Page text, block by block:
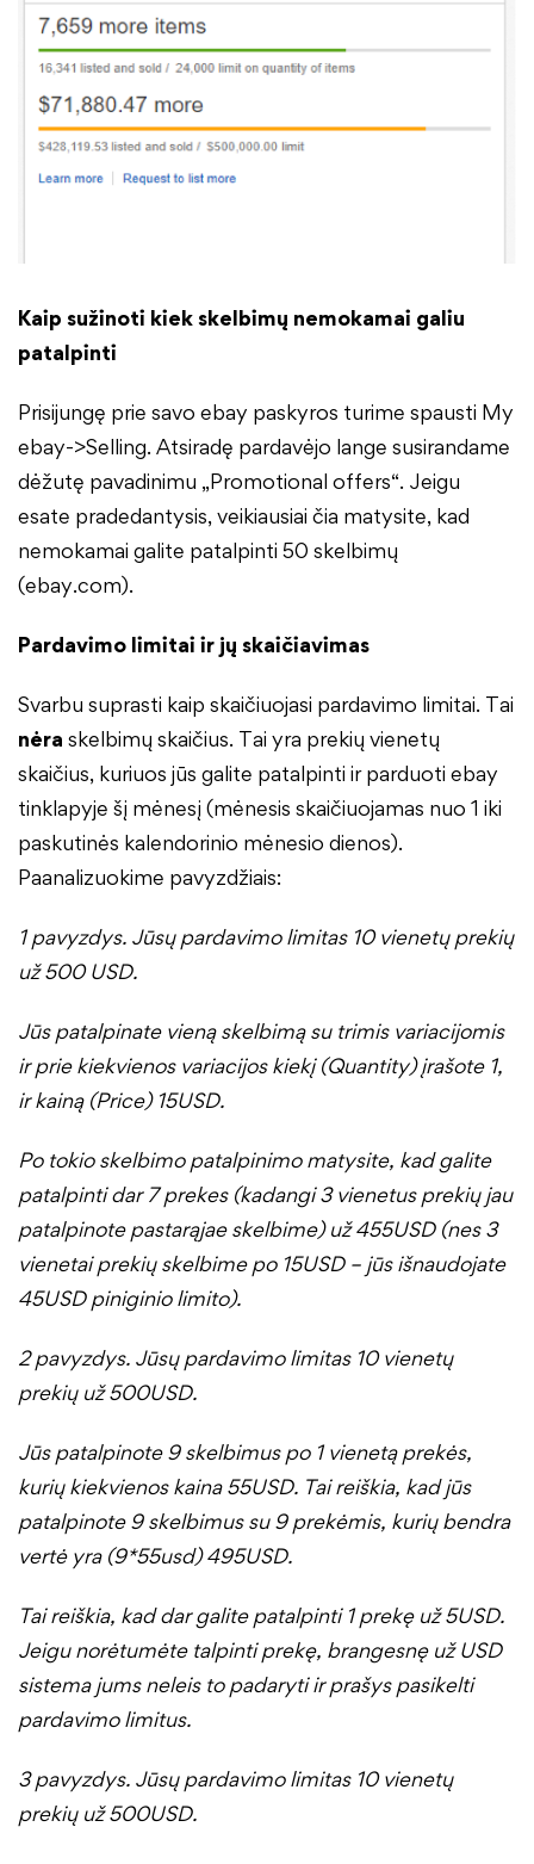
Kaip sužinoti kiek skelbimų nemokamai galiu
patalpinti
Prisijungę prie savo ebay paskyros turime spausti My
ebay->Selling. Atsiradę pardavėjo lange susirandame
dėžutę pavadinimu „Promotional offers“. Jeigu
esate pradedantysis, veikiausiai čia matysite, kad
nemokamai galite patalpinti 50 skelbimų
(ebay.com).
Pardavimo limitai ir jų skaičiavimas
Svarbu suprasti kaip skaičiuojasi pardavimo limitai. Tai
nėra skelbimų skaičius. Tai yra prekių vienetų
skaičius, kuriuos jūs galite patalpinti ir parduoti ebay
tinklapyje šį mėnesį (mėnesis skaičiuojamas nuo 1 iki
paskutinės kalendorinio mėnesio dienos).
Paanalizuokime pavyzdžiais:
1 pavyzdys. Jūsų pardavimo limitas 10 vienetų prekių
už 500 USD.
Jūs patalpinate vieną skelbimą su trimis variacijomis
ir prie kiekvienos variacijos kiekį (Quantity) įrašote 1,
ir kainą (Price) 15USD.
Po tokio skelbimo patalpinimo matysite, kad galite
patalpinti dar 7 prekes (kadangi 3 vienetus prekių jau
patalpinote pastarąjae skelbime) už 455USD (nes 3
vienetai prekių skelbime po 15USD – jūs išnaudojate
45USD piniginio limito).
2 pavyzdys. Jūsų pardavimo limitas 10 vienetų
prekių už 500USD.
Jūs patalpinote 9 skelbimus po 1 vienetą prekės,
kurių kiekvienos kaina 55USD. Tai reiškia, kad jūs
patalpinote 9 skelbimus su 9 prekėmis, kurių bendra
vertė yra (9*55usd) 495USD.
Tai reiškia, kad dar galite patalpinti 1 prekę už 5USD.
Jeigu norėtumėte talpinti prekę, brangesnę už USD
sistema jums neleis to padaryti ir prašys pasikelti
pardavimo limitus.
3 pavyzdys. Jūsų pardavimo limitas 10 vienetų
prekių už 500USD.